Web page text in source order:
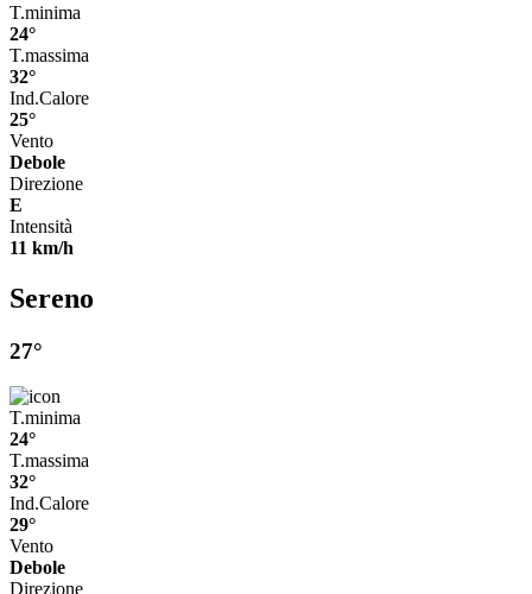
T.minima
24°
T.massima
32°
Ind.Calore
25°
Vento
Debole
Direzione
E
Intensità
11 km/h
Sereno
27°
T.minima
24°
T.massima
32°
Ind.Calore
29°
Vento
Debole
Direzione